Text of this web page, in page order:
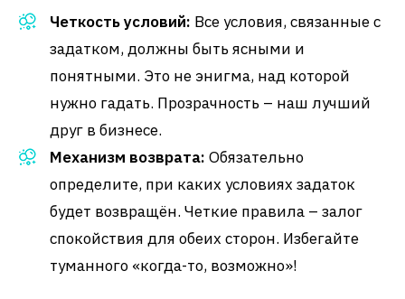
Четкость условий: Все условия, связанные с
задатком, должны быть ясными и
понятными. Это не энигма, над которой
нужно гадать. Прозрачность – наш лучший
друг в бизнесе.
Механизм возврата: Обязательно
определите, при каких условиях задаток
будет возвращён. Четкие правила – залог
спокойствия для обеих сторон. Избегайте
туманного «когда-то, возможно»!